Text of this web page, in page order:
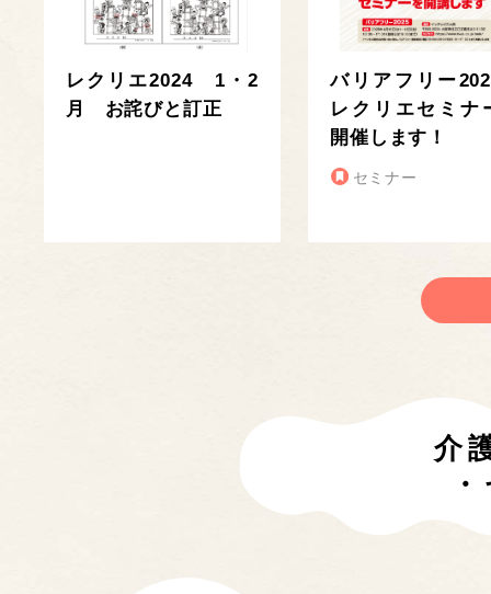
レクリエ2024 1・2
月 お詫びと訂正
バリアフリー
レクリエセミナ
開催します！
セミナー
介